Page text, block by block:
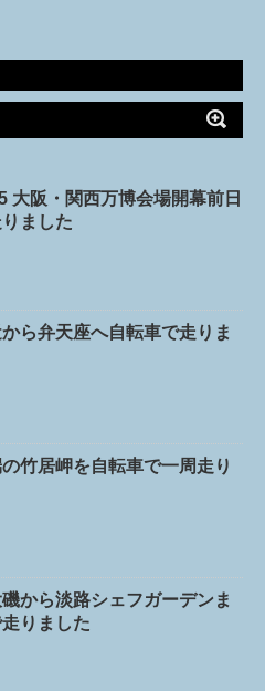
大阪・関西万博会場開幕前日
ました
ら弁天座へ自転車で走りま
竹居岬を自転車で一周走り
から淡路シェフガーデンま
りました